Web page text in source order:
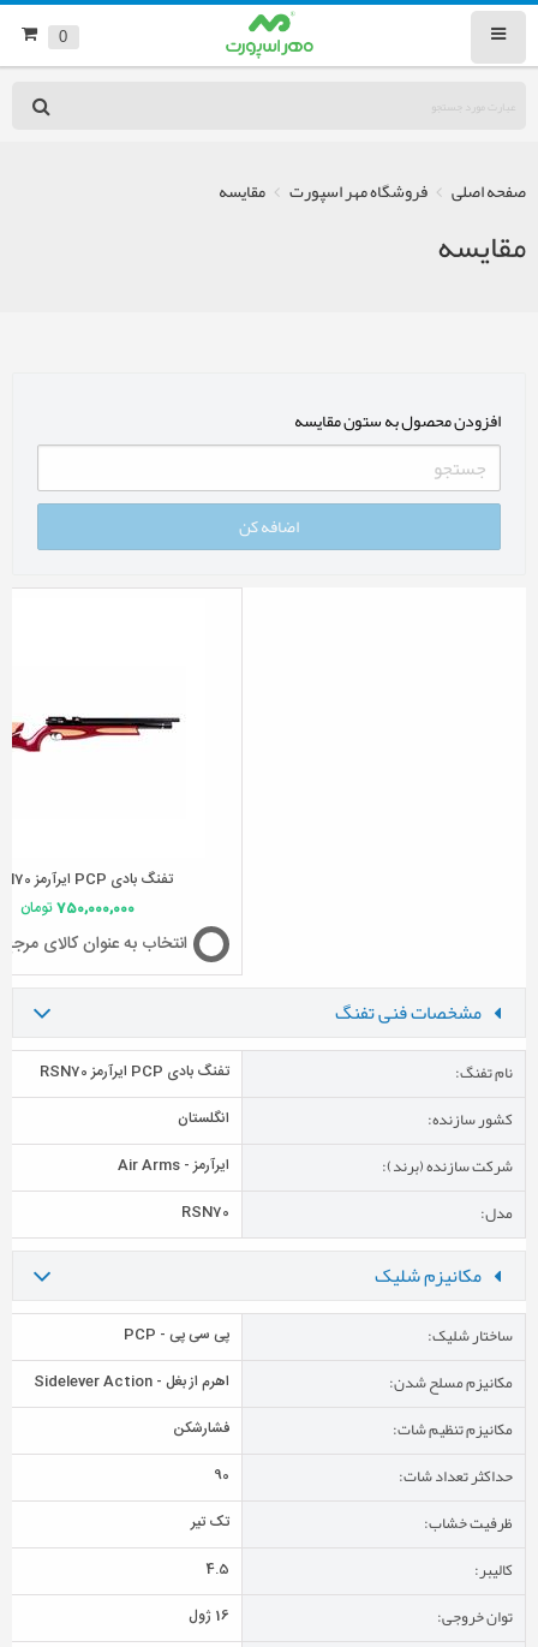
0
صفحه اصلی فروشگاه مهر اسپورت مقایسه
مقایسه
افزودن محصول به ستون مقایسه
اضافه کن
تفنگ بادی PCP ایرآرمز RSN70
750,000,000تومان
انتخاب به عنوان کالای مرجع
مشخصات فنی تفنگ
نام تفنگ: تفنگ بادی PCP ایرآرمز RSN70
کشور سازنده: انگلستان
شرکت سازنده (برند): ایرآرمز - Air Arms
مدل: RSN70
مکانیزم شلیک
ساختار شلیک: پی سی پی - PCP
مکانیزم مسلح شدن: اهرم از بغل - Sidelever Action
مکانیزم تنظیم شات: فشارشکن
حداکثر تعداد شات: 90
ظرفیت خشاب: تک تیر
کالیبر: 4.5
توان خروجی: 16 ژول